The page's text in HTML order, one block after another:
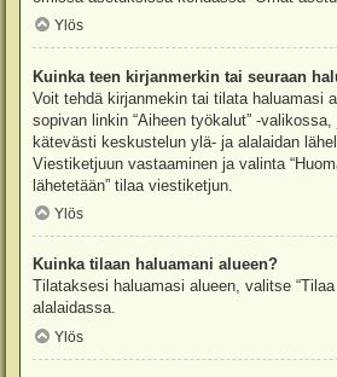
Ylös
Kuinka teen kirjanmerkin tai seuraan
Voit tehdä kirjanmekin tai tilata haluamasi
sopivan linkin “Aiheen työkalut” -
kätevästi keskustelun ylä- ja alalaidan
Viestiketjuun vastaaminen ja valinta
lähetetään” tilaa viestiketjun.
Ylös
Kuinka tilaan haluamani alueen?
Tilataksesi haluamasi alueen, valitse
alalaidassa.
Ylös